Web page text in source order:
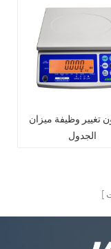
تغيير وظيفة ميزان
الجدول